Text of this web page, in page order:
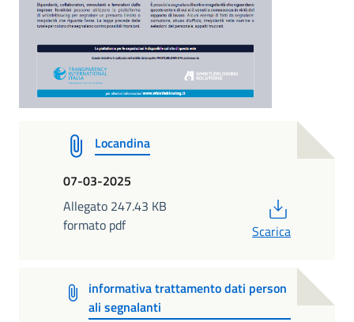
Locandina
07-03-2025
Allegato 247.43 KB
formato pdf
Scarica
informativa trattamento dati person
ali segnalanti